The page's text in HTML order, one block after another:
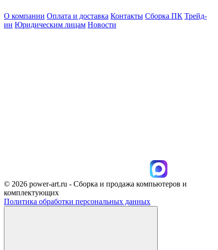
О компании Оплата и доставка Контакты Сборка ПК Трейд-
ин Юридическим лицам Новости
© 2026 power-art.ru - Сборка и продажа компьютеров и
комплектующих
Политика обработки персональных данных